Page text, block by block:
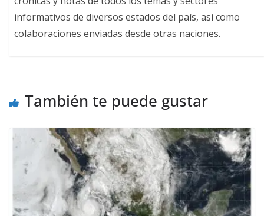
informativos de diversos estados del país, así como
colaboraciones enviadas desde otras naciones.
También te puede gustar